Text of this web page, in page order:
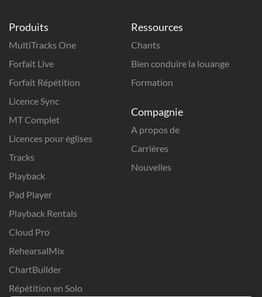
Produits
MultiTracks One
Forfait Live
Forfait Répétition
Licence Sync
MT Complet
Licences pour églises
Tracks
Playback
Pad Player
Playback Rentals
Cloud Pro
RehearsalMix
ChartBuilder
Répétition en Solo
Ressources
Chants
Bien conduire la louange
Formation
Compagnie
A propos de
Carrières
Nouvelles